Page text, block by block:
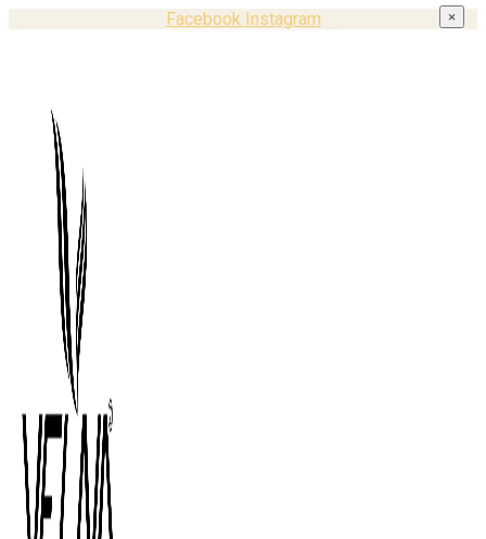
Facebook Instagram ×